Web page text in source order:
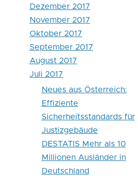
Dezember 2017
November 2017
Oktober 2017
September 2017
August 2017
Juli 2017
Neues aus Österreich:
Effiziente
Sicherheitsstandards für
Justizgebäude
DESTATIS Mehr als 10
Millionen Ausländer in
Deutschland